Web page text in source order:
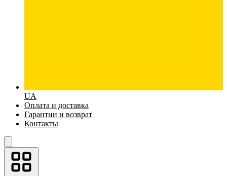
UA
Оплата и доставка
Гарантии и возврат
Контакты